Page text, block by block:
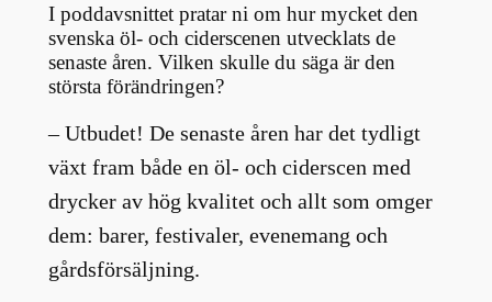
I poddavsnittet pratar ni om hur mycket den
svenska öl- och ciderscenen utvecklats de
senaste åren. Vilken skulle du säga är den
största förändringen?
– Utbudet! De senaste åren har det tydligt
växt fram både en öl- och ciderscen med
drycker av hög kvalitet och allt som omger
dem: barer, festivaler, evenemang och
gårdsförsäljning.